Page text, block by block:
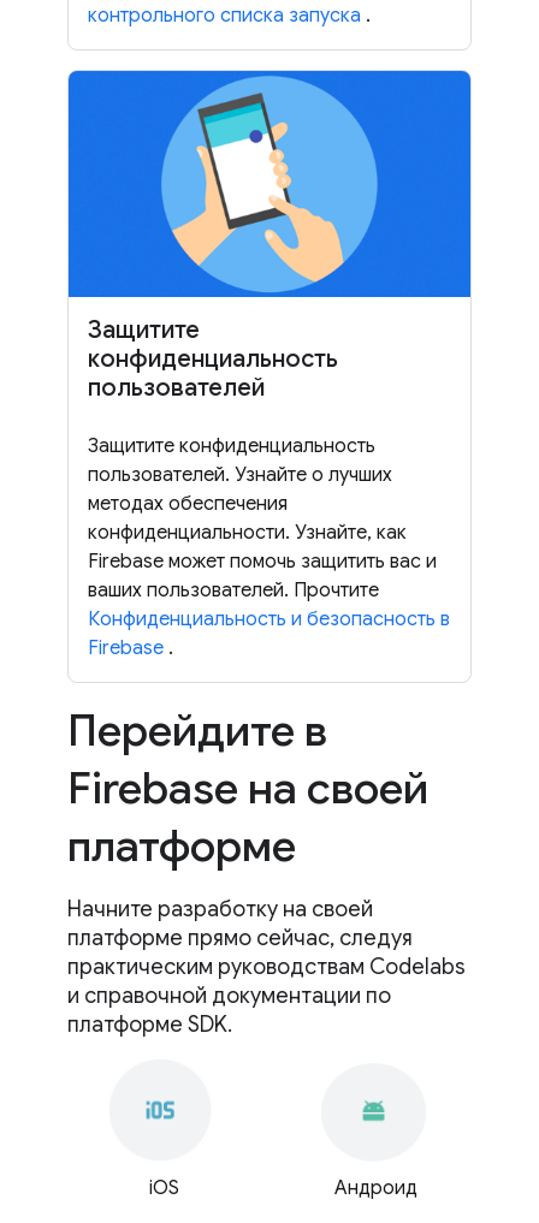
контрольного списка запуска .
Защитите
конфиденциальность
пользователей
Защитите конфиденциальность
пользователей. Узнайте о лучших
методах обеспечения
конфиденциальности. Узнайте, как
Firebase может помочь защитить вас и
ваших пользователей. Прочтите
Конфиденциальность и безопасность в
Firebase .
Перейдите в
Firebase на своей
платформе
Начните разработку на своей
платформе прямо сейчас, следуя
практическим руководствам Codelabs
и справочной документации по
платформе SDK.
iOS Андроид